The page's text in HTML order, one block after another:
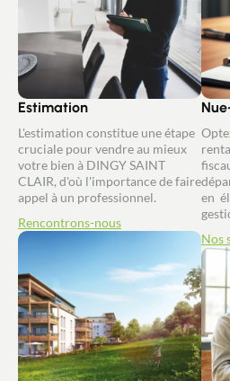
Estimation
L'estimation constitue une étape
cruciale pour vendre au mieux
votre bien à DINGY SAINT
CLAIR, d'où l'importance de faire
appel à un professionnel.
Rencontrons-nous
en
Nos